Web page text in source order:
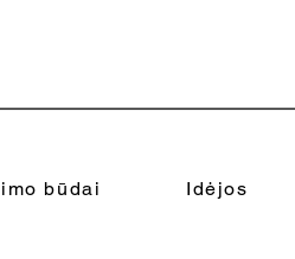
būdai Idėjos